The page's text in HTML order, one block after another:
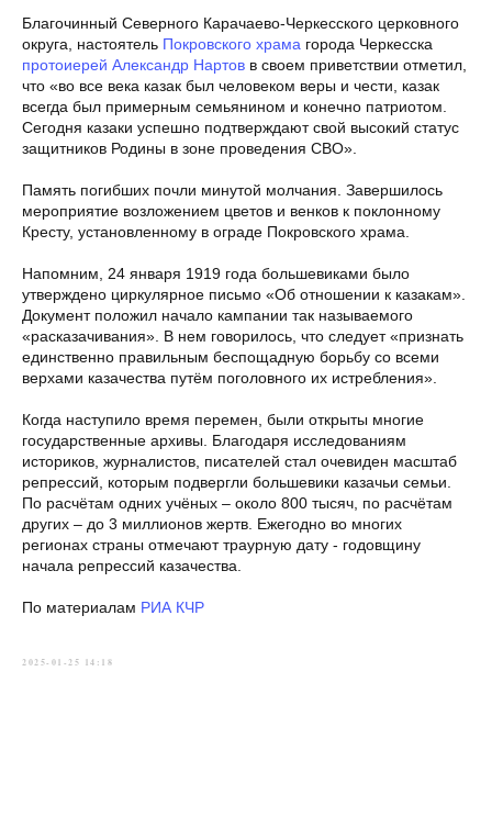
Благочинный Северного Карачаево-Черкесского церковного
округа, настоятель Покровского храма города Черкесска
протоиерей Александр Нартов в своем приветствии отметил,
что «во все века казак был человеком веры и чести, казак
всегда был примерным семьянином и конечно патриотом.
Сегодня казаки успешно подтверждают свой высокий статус
защитников Родины в зоне проведения СВО».
Память погибших почли минутой молчания. Завершилось
мероприятие возложением цветов и венков к поклонному
Кресту, установленному в ограде Покровского храма.
Напомним, 24 января 1919 года большевиками было
утверждено циркулярное письмо «Об отношении к казакам».
Документ положил начало кампании так называемого
«расказачивания». В нем говорилось, что следует «признать
единственно правильным беспощадную борьбу со всеми
верхами казачества путём поголовного их истребления».
Когда наступило время перемен, были открыты многие
государственные архивы. Благодаря исследованиям
историков, журналистов, писателей стал очевиден масштаб
репрессий, которым подвергли большевики казачьи семьи.
По расчётам одних учёных – около 800 тысяч, по расчётам
других – до 3 миллионов жертв. Ежегодно во многих
регионах страны отмечают траурную дату - годовщину
начала репрессий казачества.
По материалам РИА КЧР
2025-01-25 14:18